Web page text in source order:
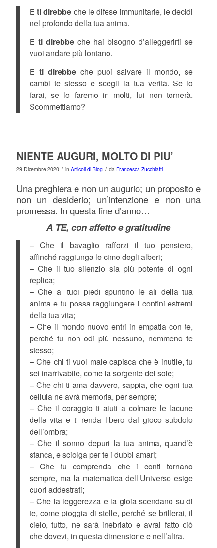
E ti direbbe che le difese immunitarie, le decidi
nel profondo della tua anima.
E ti direbbeche hai bisogno d’alleggerirti se
vuoi andare più lontano.
E ti direbbeche puoi salvare il mondo, se
cambi te stesso e scegli la tua verità. Se lo
farai, se lo faremo in molti, lui non tornerà.
Scommettiamo?
NIENTE AUGURI, MOLTO DI PIU’
29 Dicembre 2020 / in Articoli di Blog / da Francesca Zucchiatti
Una preghiera e non un augurio; un proposito e
non un desiderio; un’intenzione e non una
promessa. In questa fine d’anno…
A TE, con affetto e gratitudine
– Che il bavaglio rafforzi il tuo pensiero,
affinché raggiunga le cime degli alberi;
– Che il tuo silenzio sia più potente di ogni
replica;
– Che ai tuoi piedi spuntino le ali della tua
anima e tu possa raggiungere i confini estremi
della tua vita;
– Che il mondo nuovo entri in empatia con te,
perché tu non odi più nessuno, nemmeno te
stesso;
– Che chi ti vuol male capisca che è inutile, tu
sei inarrivabile, come la sorgente del sole;
– Che chi ti ama davvero, sappia, che ogni tua
cellula ne avrà memoria, per sempre;
– Che il coraggio ti aiuti a colmare le lacune
della vita e ti renda libero dal gioco subdolo
dell’ombra;
– Che il sonno depuri la tua anima, quand’è
stanca, e sciolga per te i dubbi amari;
– Che tu comprenda che i conti tornano
sempre, ma la matematica dell’Universo esige
cuori addestrati;
– Che la leggerezza e la gioia scendano su di
te, come pioggia di stelle, perché se brillerai, il
cielo, tutto, ne sarà inebriato e avrai fatto ciò
che dovevi, in questa dimensione e nell’altra.